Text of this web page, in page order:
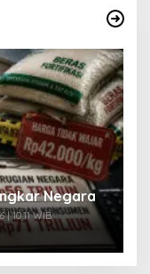
Negara
10:11 WIB